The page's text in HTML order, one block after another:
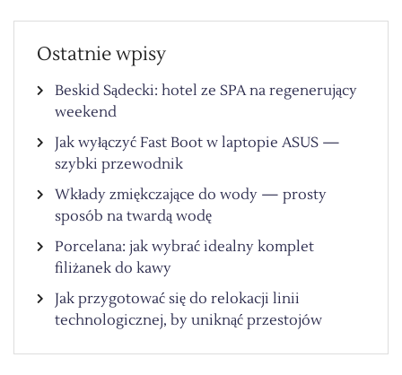
Ostatnie wpisy
Beskid Sądecki: hotel ze SPA na regenerujący
weekend
Jak wyłączyć Fast Boot w laptopie ASUS —
szybki przewodnik
Wkłady zmiękczające do wody — prosty
sposób na twardą wodę
Porcelana: jak wybrać idealny komplet
filiżanek do kawy
Jak przygotować się do relokacji linii
technologicznej, by uniknąć przestojów